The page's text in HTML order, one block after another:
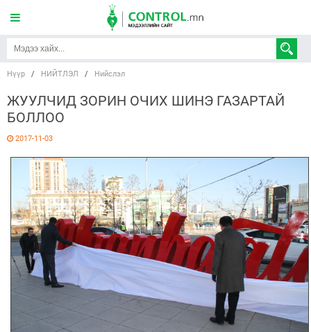
Нүүр / НИЙТЛЭЛ / Нийслэл
ЖУУЛЧИД ЗОРИН ОЧИХ ШИНЭ ГАЗАРТАЙ
БОЛЛОО
2017-11-03